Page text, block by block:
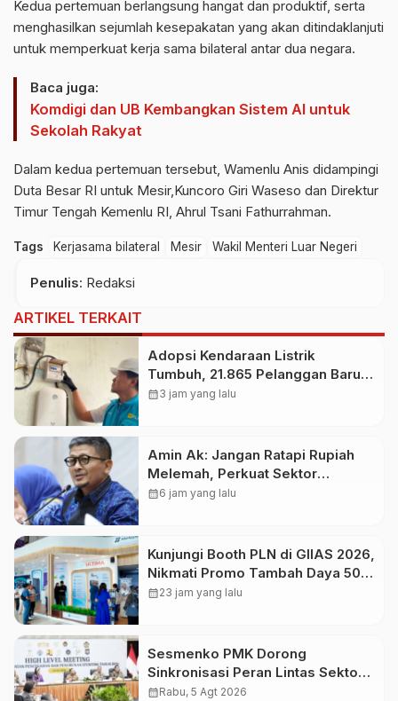
Kedua pertemuan berlangsung hangat dan produktif, serta
menghasilkan sejumlah kesepakatan yang akan ditindaklanjuti
untuk memperkuat kerja sama bilateral antar dua negara.
Baca juga:
Komdigi dan UB Kembangkan Sistem AI untuk
Sekolah Rakyat
Dalam kedua pertemuan tersebut, Wamenlu Anis didampingi
Duta Besar RI untuk Mesir,Kuncoro Giri Waseso dan Direktur
Timur Tengah Kemenlu RI, Ahrul Tsani Fathurrahman.
Tags Kerjasama bilateral Mesir Wakil Menteri Luar Negeri
Penulis: Redaksi
ARTIKEL TERKAIT
Adopsi Kendaraan Listrik
Tumbuh, 21.865 Pelanggan Baru
Gunakan Home Charging
calendar_month3 jam yang lalu
Amin Ak: Jangan Ratapi Rupiah
Melemah, Perkuat Sektor
Produktif Negara
calendar_month6 jam yang lalu
Kunjungi Booth PLN di GIIAS 2026,
Nikmati Promo Tambah Daya 50
Persen
calendar_month23 jam yang lalu
Sesmenko PMK Dorong
Sinkronisasi Peran Lintas Sektor
Percepat Penurunan Stunting
calendar_monthRabu, 5 Agt 2026